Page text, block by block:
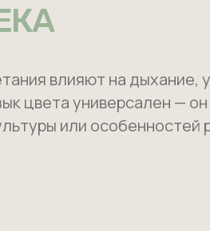
влияют на дыхание,
цвета универсален —
или особенностей